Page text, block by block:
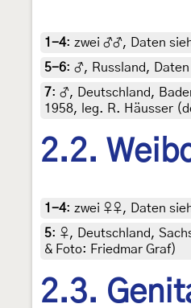
1-4: zwei ♂♂, Daten
5-6: ♂, Russland,
7: ♂, Deutschland,
1958, leg. R. Häusser
2.2.
1-4: zwei ♀♀, Daten
5: ♀, Deutschland,
& Foto: Friedmar Graf)
2.3.